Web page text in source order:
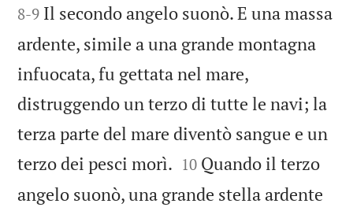
8-9 Il secondo angelo suonò. E una massa
ardente, simile a una grande montagna
infuocata, fu gettata nel mare,
distruggendo un terzo di tutte le navi; la
terza parte del mare diventò sangue e un
terzo dei pesci morì. 

10 Quando il terzo
angelo suonò, una grande stella ardente